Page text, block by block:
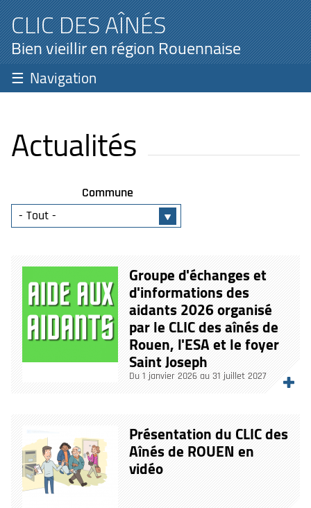
CLIC DES AÎNÉS
Bien vieillir en région Rouennaise
Navigation
Actualités
Commune
Groupe d'échanges et
d'informations des
aidants 2026 organisé
par le CLIC des aînés de
Rouen, l'ESA et le foyer
Saint Joseph
Du 1 janvier 2026 au 31 juillet 2027
Présentation du CLIC des
Aînés de ROUEN en
vidéo